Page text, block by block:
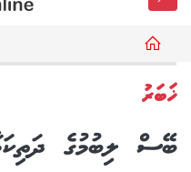
ޚަބަރު
ބޭސް ލިބުމުގެ